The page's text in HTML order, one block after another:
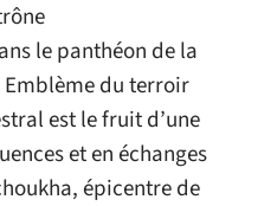
le panthéon de la
Emblème du terroir
est le fruit d’une
et en échanges
épicentre de